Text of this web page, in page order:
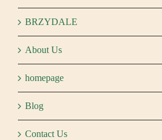
BRZYDALE
About Us
homepage
Blog
Contact Us